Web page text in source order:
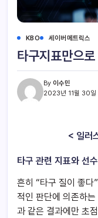
KBO 세이버메트릭스
타구지표만으
By 이수민
2023년 11월 30일
< 일러
타구 관련 지표와 선
흔히 “타구 질이 좋다
적인 판단에 의존하
과 같은 결과에만 초